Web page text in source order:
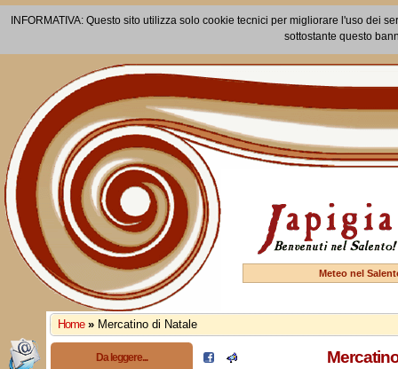
INFORMATIVA: Questo sito utilizza solo cookie tecnici per migliorare l'uso dei
sottostante questo
Meteo nel
Home » Mercatino di Natale
Da leggere...